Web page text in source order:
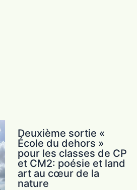
Deuxième sortie «
École du dehors »
pour les classes de CP
et CM2: poésie et land
art au cœur de la
nature